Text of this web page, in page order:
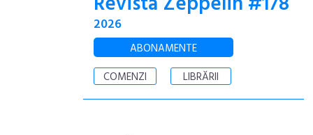
2026
ABONAMENTE
COMENZI
LIBRĂRII